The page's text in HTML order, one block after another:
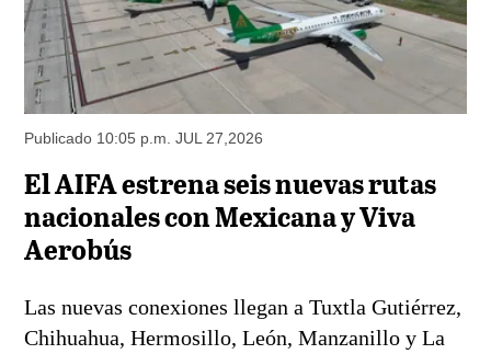
Publicado 10:05 p.m. JUL 27,2026
El AIFA estrena seis nuevas rutas
nacionales con Mexicana y Viva
Aerobús
Las nuevas conexiones llegan a Tuxtla Gutiérrez,
Chihuahua, Hermosillo, León, Manzanillo y La